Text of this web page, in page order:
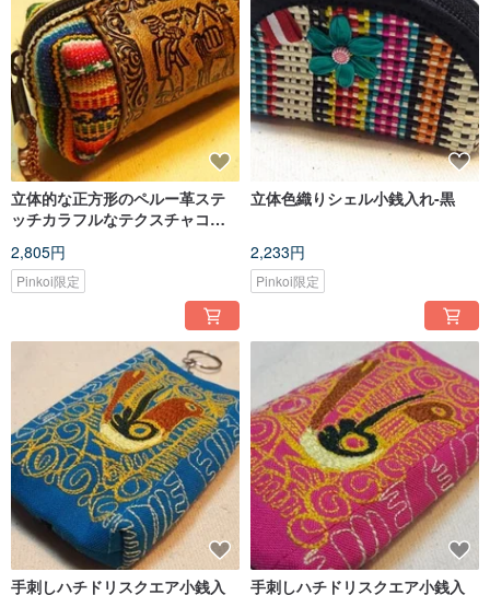
立体的な正方形のペルー革ステ
ッチカラフルなテクスチャコイ
2,805円
Pinkoi限定
立体色織りシェル小銭入れ-黒
2,233円
Pinkoi限定
手刺しハチドリスクエア小銭入
手刺しハチドリスクエア小銭入